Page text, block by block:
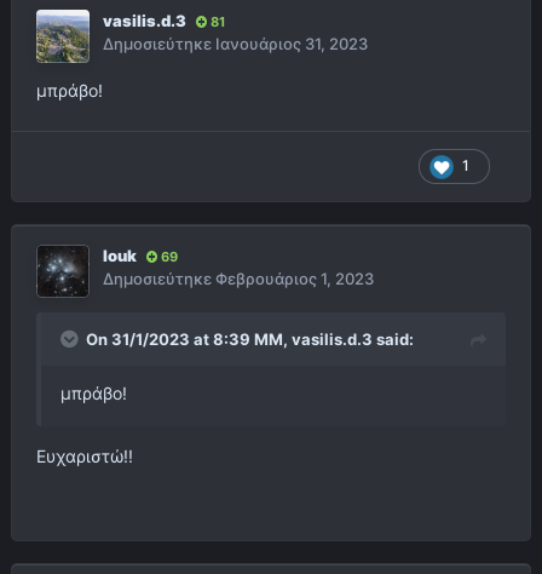
vasilis.d.3 81
Δημοσιεύτηκε Ιανουάριος 31, 2023
μπράβο!
1
louk 69
ΔημοσιεύτηκεΦεβρουάριος 1, 2023
On 31/1/2023 at 8:39 ΜΜ, vasilis.d.3 said:
μπράβο!
Ευχαριστώ!!